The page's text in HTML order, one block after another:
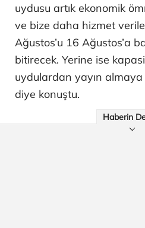
uydusu artık ekonomik
ve bize daha hizmet
Ağustos’u 16 Ağustos’a
bitirecek. Yerine ise
uydulardan yayın
diye konuştu.
Haberin